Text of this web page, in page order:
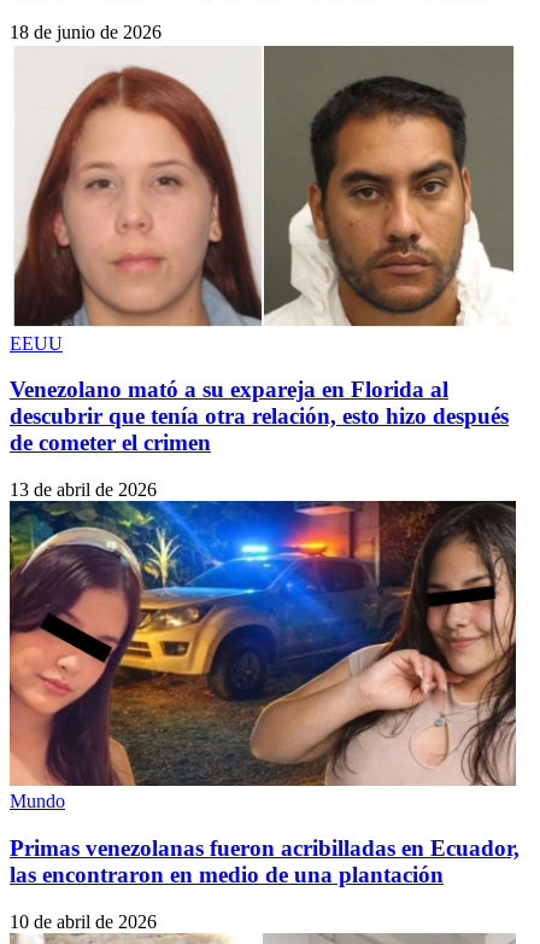
18 de junio de 2026
EEUU
Venezolano mató a su expareja en Florida al
descubrir que tenía otra relación, esto hizo después
de cometer el crimen
13 de abril de 2026
Mundo
Primas venezolanas fueron acribilladas en Ecuador,
las encontraron en medio de una plantación
10 de abril de 2026